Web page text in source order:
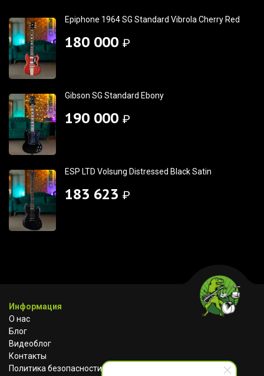
Epiphone 1964 SG Standard Vibrola Cherry Red
180 000 ₽
Gibson SG Standard Ebony
190 000 ₽
ESP LTD Volsung Distressed Black Satin
183 623 ₽
Информация
О нас
Блог
Видеоблог
Контакты
Политика безопасности